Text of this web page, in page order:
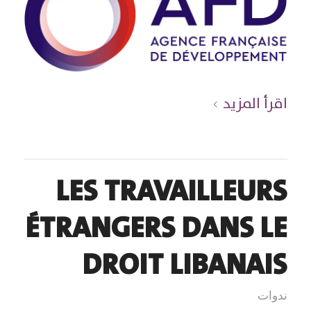
اقرأ المزيد
LES TRAVAILLEURS
ÉTRANGERS DANS LE
DROIT LIBANAIS
ندوات